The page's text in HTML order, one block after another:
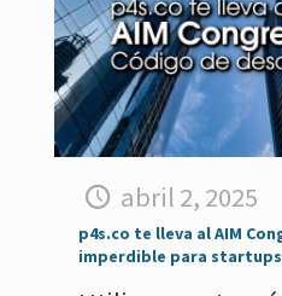
abril 2, 2025
p4s.co te lleva al AIM
imperdible para